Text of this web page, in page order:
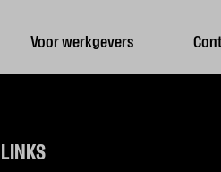
Voor werkgevers
LINKS